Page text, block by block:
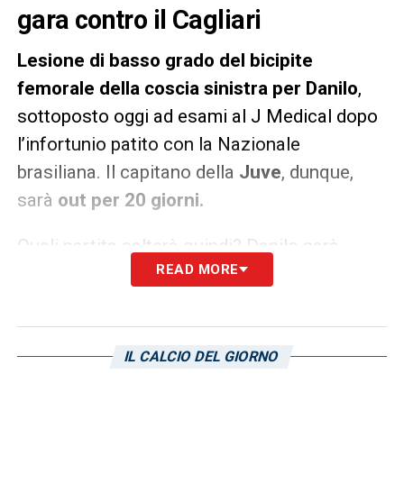
gara contro il Cagliari
Lesione di basso grado del bicipite
femorale della coscia sinistra per Danilo,
sottoposto oggi ad esami al J Medical dopo
l’infortunio patito con la Nazionale
brasiliana. Il capitano della Juve, dunque,
sarà out per 20 giorni.
Quali partita salterà quindi? Danilo sarà
Milan, Verona e Fiorentina
colCagliaridell’11 novembre.
READ MORE
IL CALCIO DEL GIORNO